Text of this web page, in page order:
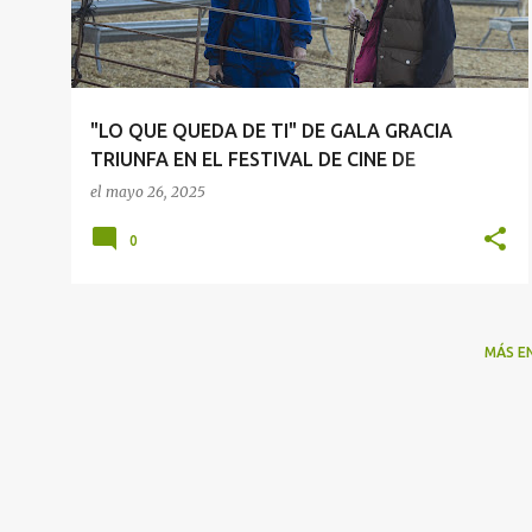
r
a
d
"LO QUE QUEDA DE TI" DE GALA GRACIA
TRIUNFA EN EL FESTIVAL DE CINE DE
ALICANTE CON CUATRO GALARDONES
el mayo 26, 2025
0
MÁS